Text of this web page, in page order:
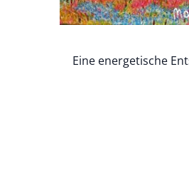
Eine energetische